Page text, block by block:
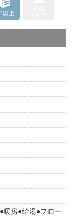
暖房 給湯 フロー